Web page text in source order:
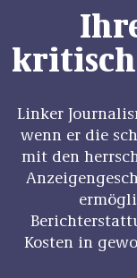
Linker
wenn er die
mit den
Kosten in